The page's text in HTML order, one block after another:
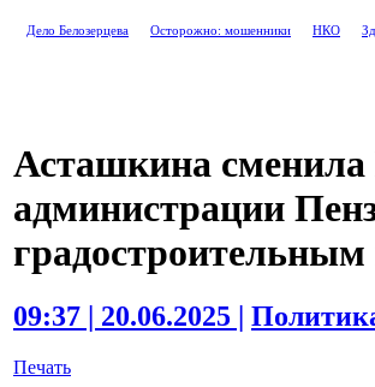
Дело Белозерцева Осторожно: мошенники НКО
Асташкина
администрации
09:37 | 20.06.2025 |
Печать